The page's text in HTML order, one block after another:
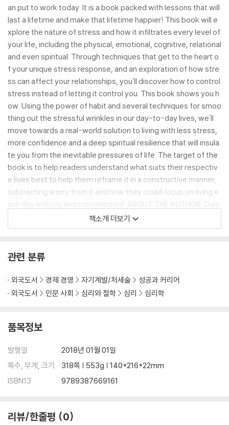
an put to work today. It is a book packed with lessons that will
last a lifetime and make that lifetime happier! This book will e
xplore the nature of stress and how it infiltrates every level of
your life, including the physical, emotional, cognitive, relational
and even spiritual. Through techniques that get to the heart o
f your unique stress response, and an exploration of how stre
ss can affect your relationships, you'll discover how to control
stress instead of letting it control you. This book shows you h
ow. Using the power of habit and several techniques for smoo
thing out the stressful wrinkles in our day-to-day lives, we'll
move towards a real-world solution to living with less stress,
more confidence and a deep spiritual resilience that will insula
te you from the inevitable pressures of life. The target of the
book is to help readers understand what suits their respectiv
e lives best to help them reframe it in a constructive manner,
subtracting worry from it and how they could focus on living e
ach day with joy and contentment. ABOUT THE AUTHOR: Dale
Carnegie (1888-1955) was an American writer and lecturer an
d the developer of famous courses in self-improvement, sale
al skills. He was born in an impoverished family in Maryville, Mis
speaking from a very early age and was very proactive in deb
ate in high school. During the early 1930's, he was renowned a
became an instant success and subsequently became one of
hers to climb the pillars of success. His valuable and tested ad
vice was used in many domains and has been the inspiration o
f many famous people's success. One of the core ideas in his
책소개 더보기
관련 분류
외국도서 경제 경영 자기계발/처세술
성공과 커리어
외국도서
인문 사회 심리와 철학 심리 심리학
품목정보
발행일
2018년 01월 01일
쪽수, 무게, 크기
318쪽 | 553g | 140*216*22mm
ISBN13
9789387669161
리뷰/한줄평 0